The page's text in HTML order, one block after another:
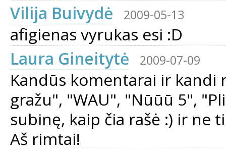
Vilija Buivydė
2009-05-13
afigienas vyrukas esi :D
Laura Gineitytė
2009-07-09
Kandūs komentarai ir kandi
gražu", "WAU", "Nūūū 5",
subinę, kaip čia rašė :) ir ne
Aš rimtai!